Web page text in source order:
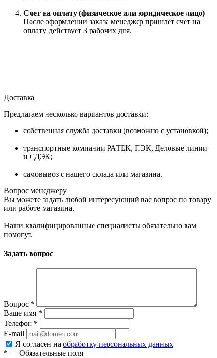
Счет на оплату (физическое или юридическое лицо)
После оформлении заказа менеджер пришлет счет на
оплату, действует 3 рабочих дня.
Доставка
Предлагаем несколько вариантов доставки:
собственная служба доставки (возможно с установкой);
транспортные компании РАТЕК, ПЭК, Деловые линии
и СДЭК;
самовывоз с нашего склада или магазина.
Вопрос менеджеру
Вы можете задать любой интересующий вас вопрос по товару
или работе магазина.
Наши квалифицированные специалисты обязательно вам
помогут.
Задать вопрос
Вопрос *
Ваше имя *
Телефон *
E-mail
Я согласен на обработку персональных данных
* — Обязательные поля